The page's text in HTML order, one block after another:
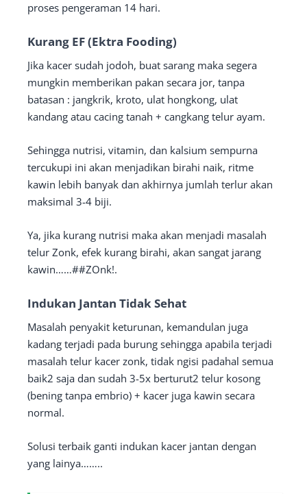
proses pengeraman 14 hari.
Kurang EF (Ektra Fooding)
Jika kacer sudah jodoh, buat sarang maka segera
mungkin memberikan pakan secara jor, tanpa
batasan : jangkrik, kroto, ulat hongkong, ulat
kandang atau cacing tanah + cangkang telur ayam.
Sehingga nutrisi, vitamin, dan kalsium sempurna
tercukupi ini akan menjadikan birahi naik, ritme
kawin lebih banyak dan akhirnya jumlah terlur akan
maksimal 3-4 biji.
Ya, jika kurang nutrisi maka akan menjadi masalah
telur Zonk, efek kurang birahi, akan sangat jarang
kawin……##ZOnk!.
Indukan Jantan Tidak Sehat
Masalah penyakit keturunan, kemandulan juga
kadang terjadi pada burung sehingga apabila terjadi
masalah telur kacer zonk, tidak ngisi padahal semua
baik2 saja dan sudah 3-5x berturut2 telur kosong
(bening tanpa embrio) + kacer juga kawin secara
normal.
Solusi terbaik ganti indukan kacer jantan dengan
yang lainya……..